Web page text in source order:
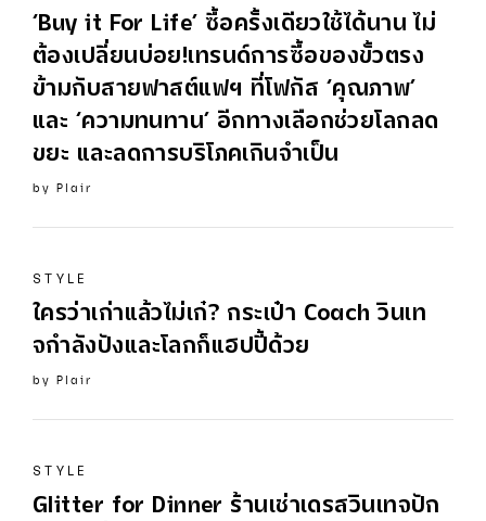
‘Buy it For Life’ ซื้อครั้งเดียวใช้ได้นาน ไม่
ต้องเปลี่ยนบ่อย!เทรนด์การซื้อของขั้วตรง
ข้ามกับสายฟาสต์แฟฯ ที่โฟกัส ‘คุณภาพ’
และ ‘ความทนทาน’ อีกทางเลือกช่วยโลกลด
ขยะ และลดการบริโภคเกินจำเป็น
by Plair
STYLE
ใครว่าเก่าแล้วไม่เก๋? กระเป๋า Coach วินเท
จกำลังปังและโลกก็แฮปปี้ด้วย
by Plair
STYLE
Glitter for Dinner ร้านเช่าเดรสวินเทจปัก